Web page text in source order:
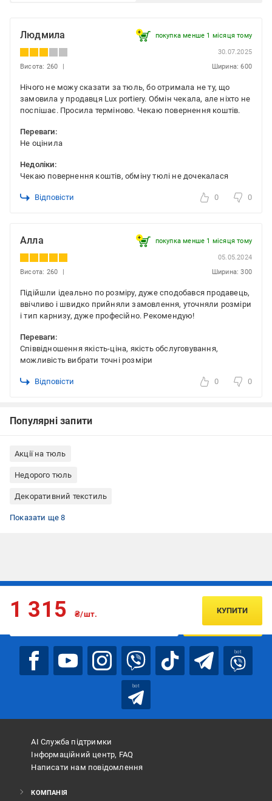
Людмила покупка менше 1 місяця томy
30.07.2025
Висота: 260
Ширина: 600
Нічого не можу сказати за тюль, бо отримала не ту, що
замовила у продавця Lux portiery. Обмін чекала, але ніхто не
поспішає. Просила терміново. Чекаю повернення коштів.
Переваги:
Не оцінила
Недоліки:
Чекаю повернення коштів, обміну тюлі не дочекалася
Відповісти 0 0
Алла покупка менше 1 місяця томy
05.05.2024
Висота: 260
Ширина: 300
Підійшли ідеально по розміру, дуже сподобався продавець,
ввічливо і швидко прийняли замовлення, уточняли розміри
і тип карнизу, дуже професійно. Рекомендую!
Переваги:
Співвідношення якість-ціна, якість обслуговування,
можливість вибрати точні розміри
Відповісти 0 0
Популярні запити
Акції на тюль
Недорого тюль
Декоративний текстиль
Тюль білий
Тюль на люверсах
Тюль для спальні
Тюль для залу
Тюль шифон
Тюль для дитячої кімнати
Тюль для кухні
Тюль на кулісках
Показати ще 8
1 315 ₴/шт. КУПИТИ
Підписуйтесь, щоб дізнаватись першим про акції та пропозиції
ПІДПИСАТИСЯ
bot
bot
АІ Служба підтримки
Інформаційний центр, FAQ
Написати нам повідомлення
КОМПАНІЯ